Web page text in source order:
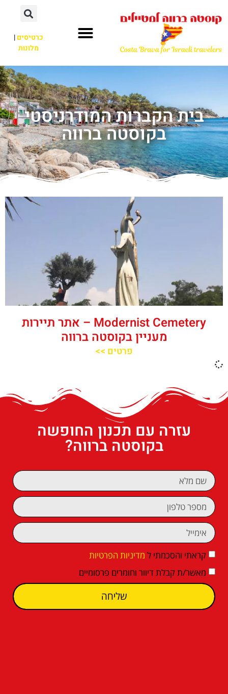
כרטיסים|
מלונות
בית הקברות המודרניסטי
בקוסטה ברווה
‪‪Modernist Cemetery‬‬ – אתר תיירות
מעניין בקוסטה ברווה
פרטים >>
עזרה עם תכנון החופשה
בקוסטה ברווה?
קראתי והסכמתי ל מדיניות הפרטיות
מאשר/ת קבלת דיוור וחומרים פרסומיים
שליחה